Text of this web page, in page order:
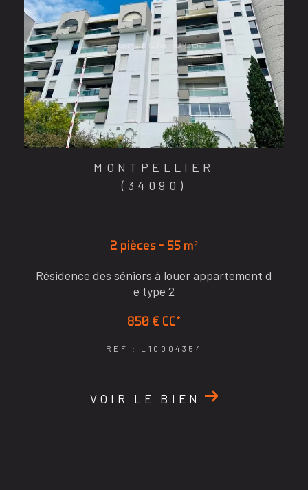
MONTPELLIER
(34090)
2 pièces - 55 m²
Résidence des séniors à louer appartement d
e type 2
850 € CC*
REF : L10004354
VOIR LE BIEN